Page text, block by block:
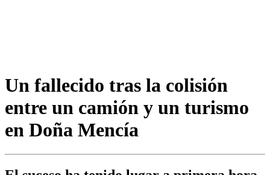
Un fallecido tras la colisión
entre un camión y un turismo
en Doña Mencía